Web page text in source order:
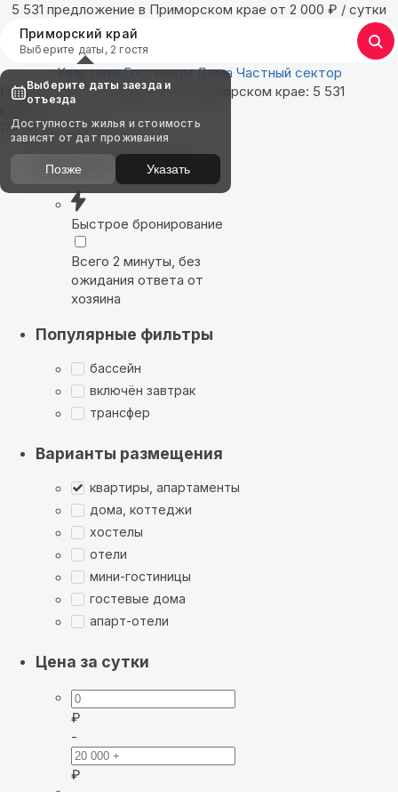
5 531 предложение в Приморском крае oт 2 000 ₽ / сутки
Приморский край
Выберите даты, 2 гостя
Квартиры Гостиницы Дома Частный сектор
Найдём, где остановиться в Приморском крае: 5 531
Показать на карте
Выбирайте лучшее
Быстрое бронирование
Всего 2 минуты, без
ожидания ответа от
хозяина
Популярные фильтры
бассейн
включён завтрак
трансфер
Варианты размещения
квартиры, апартаменты
дома, коттеджи
хостелы
отели
мини-гостиницы
гостевые дома
апарт-отели
Цена за сутки
₽
-
₽
Выберите даты заезда и
отъезда
Доступность жилья и стоимость
зависят от дат проживания
Позже Указать